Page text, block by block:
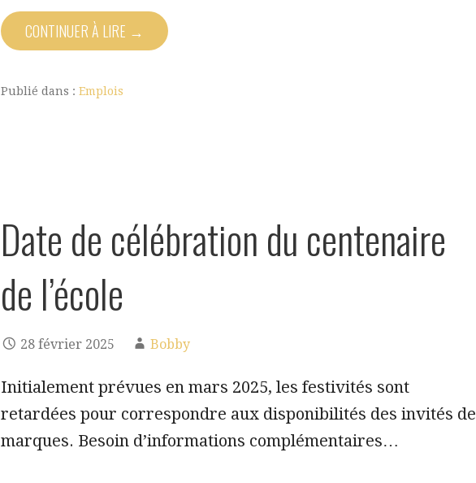
CONTINUER À LIRE →
Publié dans : Emplois
Date de célébration du centenaire
de l’école
28 février 2025 Bobby
Initialement prévues en mars 2025, les festivités sont
retardées pour correspondre aux disponibilités des invités de
marques. Besoin d’informations complémentaires…